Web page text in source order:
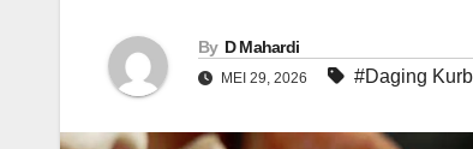
By D Mahardi
MEI 29, 2026 #Daging